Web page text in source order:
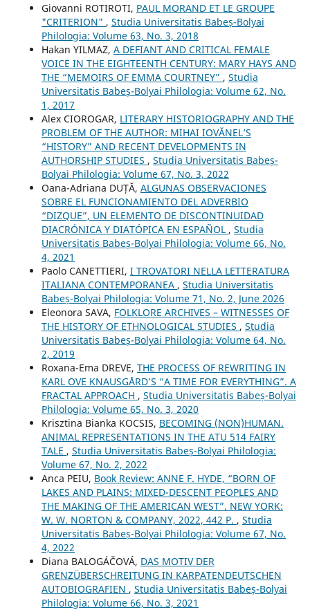
Giovanni ROTIROTI, PAUL MORAND ET LE GROUPE
"CRITERION" , Studia Universitatis Babeș-Bolyai
Philologia: Volume 63, No. 3, 2018
Hakan YILMAZ, A DEFIANT AND CRITICAL FEMALE
VOICE IN THE EIGHTEENTH CENTURY: MARY HAYS AND
THE “MEMOIRS OF EMMA COURTNEY” , Studia
Universitatis Babeș-Bolyai Philologia: Volume 62, No.
1, 2017
Alex CIOROGAR, LITERARY HISTORIOGRAPHY AND THE
PROBLEM OF THE AUTHOR: MIHAI IOVĂNEL’S
“HISTORY” AND RECENT DEVELOPMENTS IN
AUTHORSHIP STUDIES , Studia Universitatis Babeș-
Bolyai Philologia: Volume 67, No. 3, 2022
Oana-Adriana DUȚĂ, ALGUNAS OBSERVACIONES
SOBRE EL FUNCIONAMIENTO DEL ADVERBIO
“DIZQUE”, UN ELEMENTO DE DISCONTINUIDAD
DIACRÓNICA Y DIATÓPICA EN ESPAÑOL , Studia
Universitatis Babeș-Bolyai Philologia: Volume 66, No.
4, 2021
Paolo CANETTIERI, I TROVATORI NELLA LETTERATURA
ITALIANA CONTEMPORANEA , Studia Universitatis
Babeș-Bolyai Philologia: Volume 71, No. 2, June 2026
Eleonora SAVA, FOLKLORE ARCHIVES – WITNESSES OF
THE HISTORY OF ETHNOLOGICAL STUDIES , Studia
Universitatis Babeș-Bolyai Philologia: Volume 64, No.
2, 2019
Roxana-Ema DREVE, THE PROCESS OF REWRITING IN
KARL OVE KNAUSGÅRD’S “A TIME FOR EVERYTHING”. A
FRACTAL APPROACH , Studia Universitatis Babeș-Bolyai
Philologia: Volume 65, No. 3, 2020
Krisztina Bianka KOCSIS, BECOMING (NON)HUMAN.
ANIMAL REPRESENTATIONS IN THE ATU 514 FAIRY
TALE , Studia Universitatis Babeș-Bolyai Philologia:
Volume 67, No. 2, 2022
Anca PEIU, Book Review: ANNE F. HYDE, “BORN OF
LAKES AND PLAINS: MIXED-DESCENT PEOPLES AND
THE MAKING OF THE AMERICAN WEST”. NEW YORK:
W. W. NORTON & COMPANY, 2022, 442 P. , Studia
Universitatis Babeș-Bolyai Philologia: Volume 67, No.
4, 2022
Diana BALOGÁČOVÁ, DAS MOTIV DER
GRENZÜBERSCHREITUNG IN KARPATENDEUTSCHEN
AUTOBIOGRAFIEN , Studia Universitatis Babeș-Bolyai
Philologia: Volume 66, No. 3, 2021